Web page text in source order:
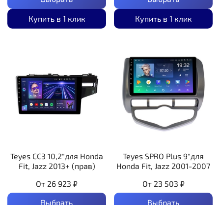
Купить в 1 клик Купить в 1 клик
Teyes CC3 10,2"для Honda
Fit, Jazz 2013+ (прав)
От 26 923 ₽
Выбрать
Teyes SPRO Plus 9"для
Honda Fit, Jazz 2001-2007
От 23 503 ₽
Выбрать